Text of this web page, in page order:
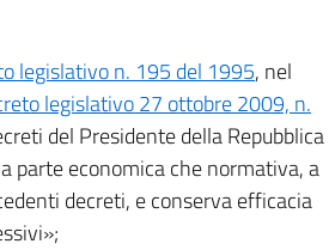
legislativo n. 195 del 1995, nel
legislativo 27 ottobre 2009, n.
del Presidente della Repubblica
parte economica che normativa, a
decreti, e conserva efficacia